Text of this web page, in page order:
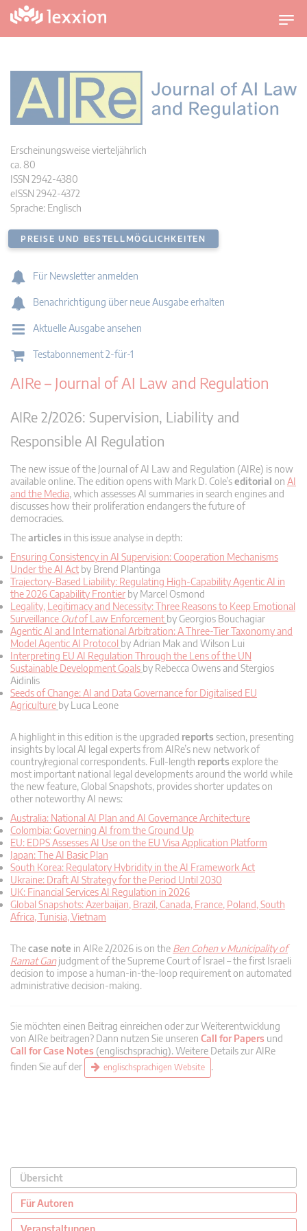
U
m
a
Erscheinungsweise vierteljährlich
ca. 80
ISSN 2942-4380
eISSN 2942-4372
Sprache: Englisch
PREISE UND BESTELLMÖGLICHKEITEN
Für Newsletter anmelden
Benachrichtigung über neue Ausgabe erhalten
Aktuelle Ausgabe ansehen
Testabonnement 2-für-1
AIRe – Journal of AI Law and Regulation
AIRe 2/2026: Supervision, Liability and
Responsible AI Regulation
The new issue of the Journal of AI Law and Regulation (AIRe) is now
available online. The edition opens with Mark D. Cole’seditorial on AI
and the Media, which assesses AI summaries in search engines and
discusses how their proliferation endangers the future of
democracies.
Thearticles in this issue analyse in depth:
Ensuring Consistency in AI Supervision: Cooperation Mechanisms
Under the AI Act by Brend Plantinga
Trajectory-Based Liability: Regulating High-Capability Agentic AI in
the 2026 Capability Frontier by Marcel Osmond
Legality, Legitimacy and Necessity: Three Reasons to Keep Emotional
Surveillance Outof Law Enforcement by Georgios Bouchagiar
Agentic AI and International Arbitration: A Three-Tier Taxonomy and
Model Agentic AI Protocol by Adrian Mak and Wilson Lui
Interpreting EU AI Regulation Through the Lens of the UN
Sustainable Development Goals by Rebecca Owens and Stergios
Aidinlis
Seeds of Change: AI and Data Governance for Digitalised EU
Agriculture by Luca Leone
A highlight in this edition is the upgraded reports section, presenting
insights by local AI legal experts from AIRe’s new network of
country/regional correspondents. Full-length reports explore the
most important national legal developments around the world while
the new feature, Global Snapshots, provides shorter updates on
other noteworthy AI news:
Australia: National AI Plan and AI Governance Architecture
Colombia: Governing AI from the Ground Up
EU: EDPS Assesses AI Use on the EU Visa Application Platform
Japan: The AI Basic Plan
South Korea: Regulatory Hybridity in the AI Framework Act
Ukraine: Draft AI Strategy for the Period Until 2030
UK: Financial Services AI Regulation in 2026
Global Snapshots: Azerbaijan, Brazil, Canada, France, Poland, South
Africa, Tunisia, Vietnam
Thecase note in AIRe 2/2026 is on the Ben Cohen v Municipality of
Ramat Ganjudgment of the Supreme Court of Israel – the first Israeli
decision to impose a human-in-the-loop requirement on automated
administrative decision-making.
Sie möchten einen Beitrag einreichen oder zur Weiterentwicklung
von AIRe beitragen? Dann nutzen Sie unseren Call for Papers und
Call for Case Notes (englischsprachig). Weitere Details zur AIRe
finden Sie auf der
englischsprachigen Website .
Übersicht
Für Autoren